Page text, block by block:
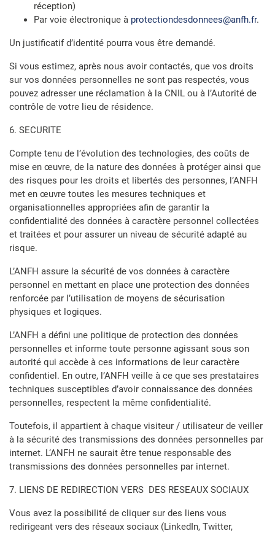
réception)
Par voie électronique à protectiondesdonnees@anfh.fr.
Un justificatif d’identité pourra vous être demandé.
Si vous estimez, après nous avoir contactés, que vos droits
sur vos données personnelles ne sont pas respectés, vous
pouvez adresser une réclamation à la CNIL ou à l’Autorité de
contrôle de votre lieu de résidence.
6. SECURITE
Compte tenu de l’évolution des technologies, des coûts de
mise en œuvre, de la nature des données à protéger ainsi que
des risques pour les droits et libertés des personnes, l’ANFH
met en œuvre toutes les mesures techniques et
organisationnelles appropriées afin de garantir la
confidentialité des données à caractère personnel collectées
et traitées et pour assurer un niveau de sécurité adapté au
risque.
L’ANFH assure la sécurité de vos données à caractère
personnel en mettant en place une protection des données
renforcée par l’utilisation de moyens de sécurisation
physiques et logiques.
L’ANFH a défini une politique de protection des données
personnelles et informe toute personne agissant sous son
autorité qui accède à ces informations de leur caractère
confidentiel. En outre, l’ANFH veille à ce que ses prestataires
techniques susceptibles d’avoir connaissance des données
personnelles, respectent la même confidentialité.
Toutefois, il appartient à chaque visiteur / utilisateur de veiller
à la sécurité des transmissions des données personnelles par
internet. L‘ANFH ne saurait être tenue responsable des
transmissions des données personnelles par internet.
7. LIENS DE REDIRECTION VERS DES RESEAUX SOCIAUX
Vous avez la possibilité de cliquer sur des liens vous
redirigeant vers des réseaux sociaux (LinkedIn, Twitter,